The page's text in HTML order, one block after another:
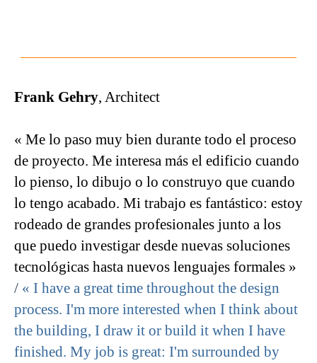
Frank Gehry, Architect
« Me lo paso muy bien durante todo el proceso
de proyecto. Me interesa más el edificio cuando
lo pienso, lo dibujo o lo construyo que cuando
lo tengo acabado. Mi trabajo es fantástico: estoy
rodeado de grandes profesionales junto a los
que puedo investigar desde nuevas soluciones
tecnológicas hasta nuevos lenguajes formales »
/ « I have a great time throughout the design
process. I'm more interested when I think about
the building, I draw it or build it when I have
finished. My job is great: I'm surrounded by